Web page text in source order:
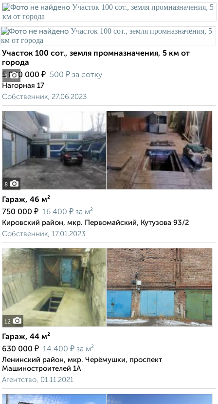
5
Участок 100 сот., земля промназначения, 5 км от
города
5 000 000 ₽ 500 ₽ за сотку
Нагорная 17
Собственник, 27.06.2023
8
Гараж, 46 м²
750 000 ₽ 16 400 ₽ за м²
Кировский район, мкр. Первомайский, Кутузова 93/2
Собственник, 17.01.2023
12
Гараж, 44 м²
630 000 ₽ 14 400 ₽ за м²
Ленинский район, мкр. Черёмушки, проспект
Машиностроителей 1А
Агентство, 01.11.2021